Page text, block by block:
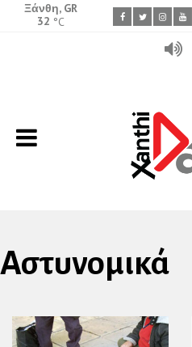
Ξάνθη, GR
32 °C
Αστυνομικά